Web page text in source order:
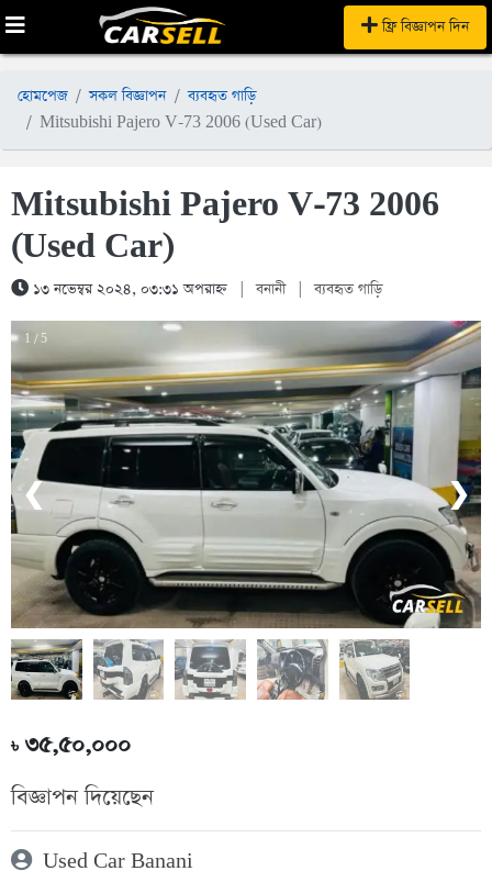
ফ্রি বিজ্ঞাপন দিন
হোমপেজ সকল বিজ্ঞাপন
ব্যবহৃত গাড়ি
Mitsubishi Pajero V-73 2006 (Used Car)
Mitsubishi Pajero V-73 2006
(Used Car)
১৩ নভেম্বর ২০২৪, ০৩:৩১ অপরাহ্ন বনানী ব্যবহৃত গাড়ি
1 / 5
❮ ❯
৳৩৫,৫০,০০০
বিজ্ঞাপন দিয়েছেন
Used Car Banani